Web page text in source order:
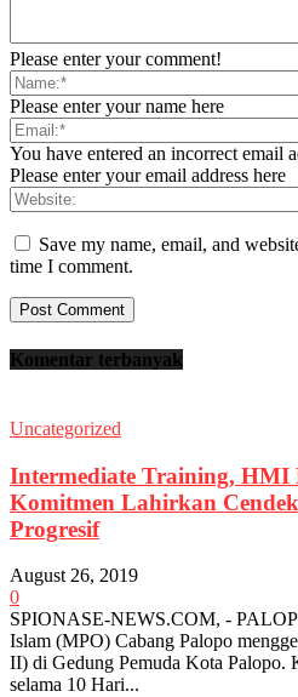
Please enter your comment!
Please enter your name here
You have entered an incorrect email
Please enter your email address here
Save my name, email, and
time I comment.
Komentar terbanyak
Uncategorized
Intermediate Training, HMI
Komitmen Lahirkan
Progresif
August 26, 2019
0
SPIONASE-NEWS.COM, -
Islam (MPO) Cabang Palopo
II) di Gedung Pemuda Kota Palopo.
selama 10 Hari...